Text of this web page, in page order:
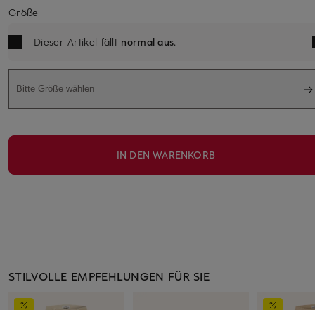
Größe
Dieser Artikel fällt normal aus.
Bitte Größe wählen
IN DEN WARENKORB
STILVOLLE EMPFEHLUNGEN FÜR SIE